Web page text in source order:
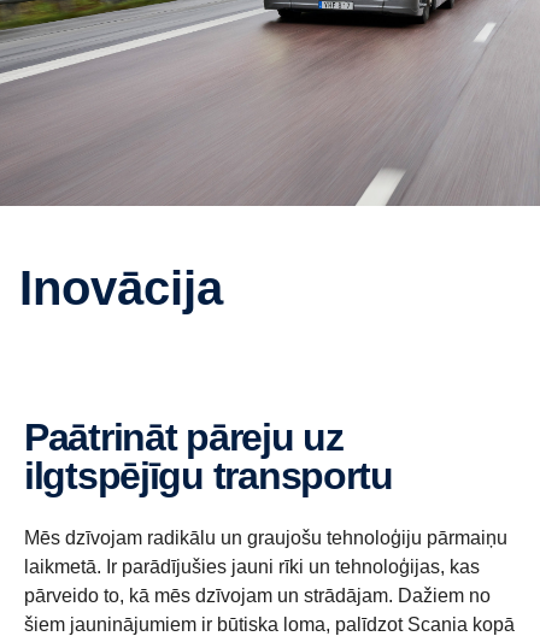
Inovācija
Paātrināt pāreju uz
ilgtspējīgu transportu
Mēs dzīvojam radikālu un graujošu tehnoloģiju pārmaiņu
laikmetā. Ir parādījušies jauni rīki un tehnoloģijas, kas
pārveido to, kā mēs dzīvojam un strādājam. Dažiem no
šiem jauninājumiem ir būtiska loma, palīdzot Scania kopā